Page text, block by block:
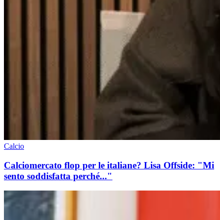
Calcio
Calciomercato flop per le italiane? Lisa Offside: "Mi
sento soddisfatta perché..."